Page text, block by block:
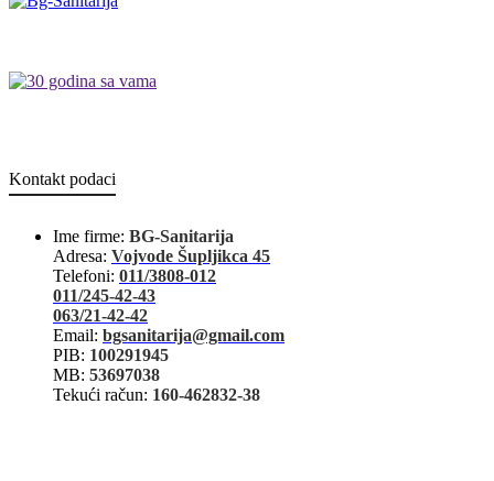
Kontakt podaci
Ime firme: BG-Sanitarija
Adresa: Vojvode Šupljikca 45
Telefoni: 011/3808-012
011/245-42-43
063/21-42-42
Email: bgsanitarija@gmail.com
PIB: 100291945
MB: 53697038
Tekući račun: 160-462832-38